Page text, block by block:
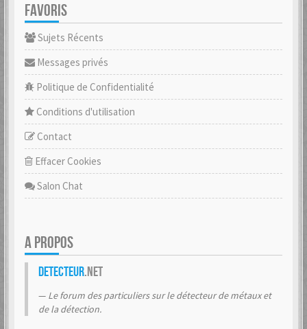
FAVORIS
Sujets Récents
Messages privés
Politique de Confidentialité
Conditions d'utilisation
Contact
Effacer Cookies
Salon Chat
A PROPOS
Detecteur.net
Le forum des particuliers sur le détecteur de métaux et
de la détection.